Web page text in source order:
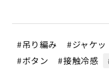
吊り編み ジャケ
ボタン
接触冷感